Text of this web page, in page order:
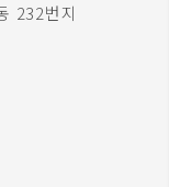
232번지